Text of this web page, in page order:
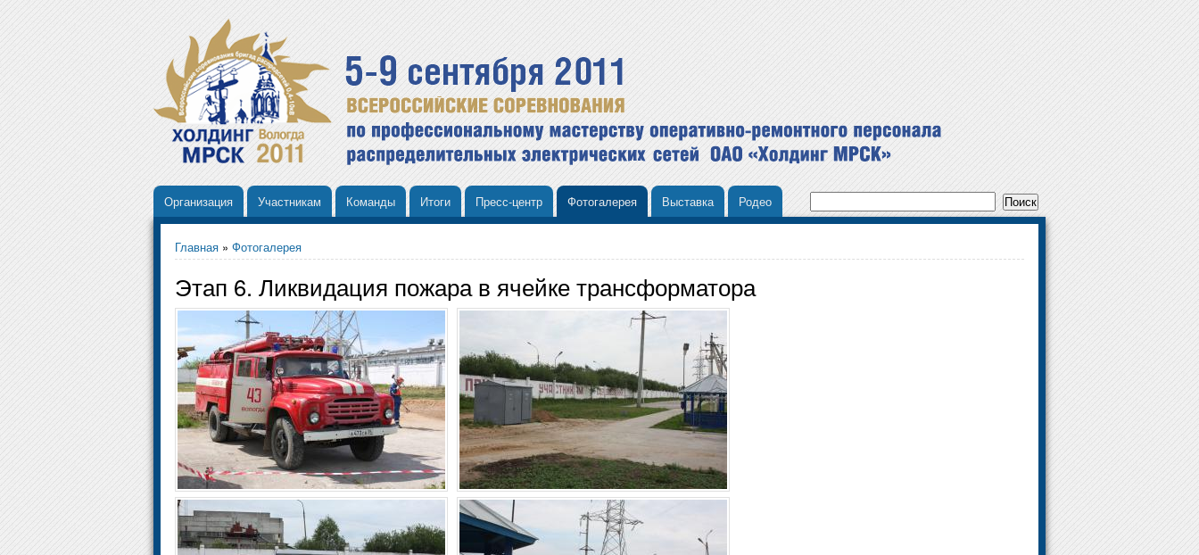
Организация Участникам Команды Итоги Пресс-центр Фотогалерея Выставка Родео
Главная » Фотогалерея
Этап 6. Ликвидация пожара в ячейке трансформатора